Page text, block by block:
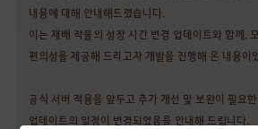
내용에 대해 안내해드렸습니다.
이는 재배 작물의 성장 시간 변경 업데이트와 함께,
편의성을 제공해 드리고자 개발을 진행해 온 내용이
공식 서버 적용을 앞두고 추가 개선 및 보완이 필요
업데이트의 일정이 변경되었음을 안내해 드립니다.